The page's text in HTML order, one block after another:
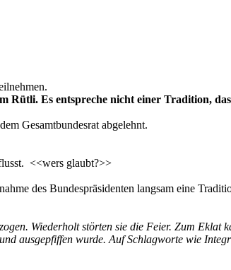
Es entspreche nicht einer Tradition,
Gesamtbundesrat abgelehnt.
<<wers glaubt?>>
des Bundespräsidenten langsam eine
Wiederholt störten sie die Feier. Zum
ausgepfiffen wurde. Auf Schlagworte wie